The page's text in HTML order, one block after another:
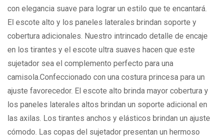
con elegancia suave para lograr un estilo que te encantará.
El escote alto y los paneles laterales brindan soporte y
cobertura adicionales. Nuestro intrincado detalle de encaje
en los tirantes y el escote ultra suaves hacen que este
sujetador sea el complemento perfecto para una
camisola.Confeccionado con una costura princesa para un
ajuste favorecedor. El escote alto brinda mayor cobertura y
los paneles laterales altos brindan un soporte adicional en
las axilas. Los tirantes anchos y elásticos brindan un ajuste
cómodo. Las copas del sujetador presentan un hermoso